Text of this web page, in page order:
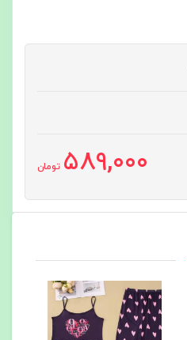
589,000 تومان